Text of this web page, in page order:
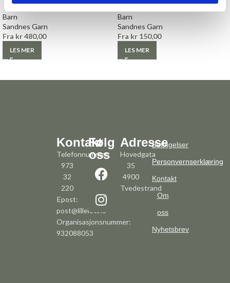
Barn
Sandnes Garn
Fra kr480,00
LES MER
Barn
Sandnes Garn
Fra kr 150,00
LES MER
Kontakt
Telefonnummer:
973
32
220
Epost:
post@lillelov.no
Organisasjonsnummer:
932088053
Følg
oss
Adresse
Hovedgata
35
4900
Tvedestrand
Betingelser
Personvernserklæring
Kontakt
Om
oss
Nyhetsbrev